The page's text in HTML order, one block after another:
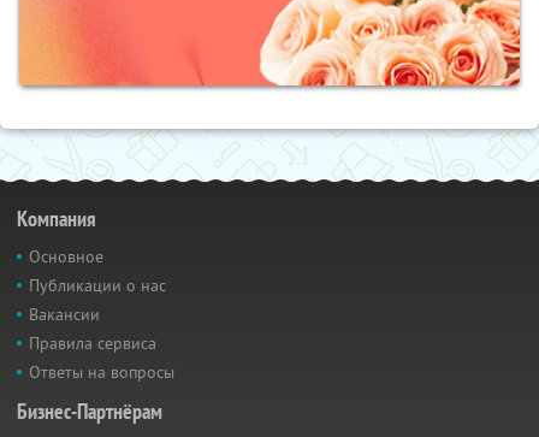
Компания
Основное
Публикации о нас
Вакансии
Правила сервиса
Ответы на вопросы
Бизнес-Партнёрам